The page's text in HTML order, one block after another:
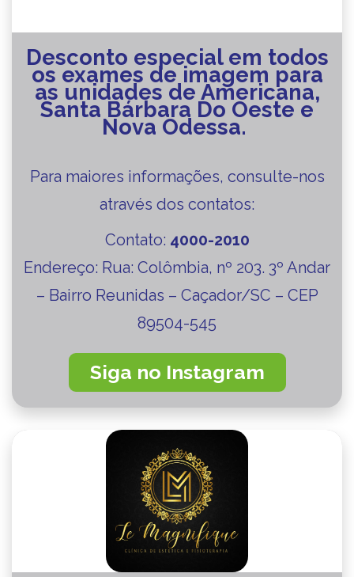
Desconto especial em todos
os exames de imagem para
as unidades de Americana,
Santa Bárbara Do Oeste e
Nova Odessa.
Para maiores informações, consulte-nos
através dos contatos:
Contato: 4000-2010
Endereço: Rua: Colômbia, nº 203. 3º Andar
– Bairro Reunidas – Caçador/SC – CEP
89504-545
Siga no Instagram